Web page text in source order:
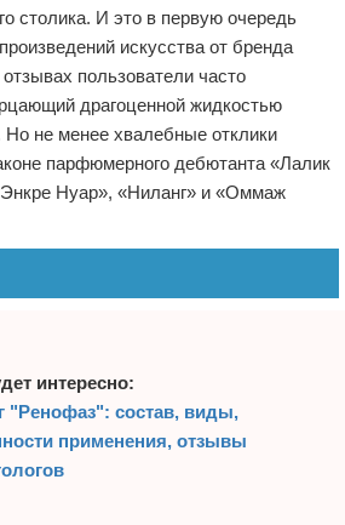
столика. И это в первую очередь
искусства от бренда
пользователи часто
драгоценной жидкостью
не менее хвалебные отклики
парфюмерного дебютанта «Лалик
Нуар», «Ниланг» и «Оммаж
интересно:
"Ренофаз": состав, виды,
применения, отзывы